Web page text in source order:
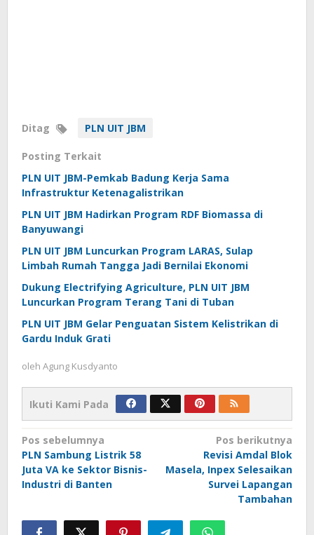
Ditag PLN UIT JBM
Posting Terkait
PLN UIT JBM-Pemkab Badung Kerja Sama
Infrastruktur Ketenagalistrikan
PLN UIT JBM Hadirkan Program RDF Biomassa di
Banyuwangi
PLN UIT JBM Luncurkan Program LARAS, Sulap
Limbah Rumah Tangga Jadi Bernilai Ekonomi
Dukung Electrifying Agriculture, PLN UIT JBM
Luncurkan Program Terang Tani di Tuban
PLN UIT JBM Gelar Penguatan Sistem Kelistrikan di
Gardu Induk Grati
oleh Agung Kusdyanto
Ikuti Kami Pada
Navigasi
pos
Pos sebelumnya
PLN Sambung Listrik 58
Juta VA ke Sektor Bisnis-
Industri di Banten
Pos berikutnya
Revisi Amdal Blok
Masela, Inpex Selesaikan
Survei Lapangan
Tambahan